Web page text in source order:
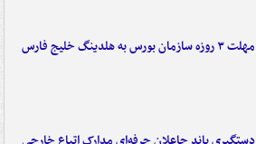
مهلت ۳ روزه سازمان بورس به هلدینگ خلیج فارس